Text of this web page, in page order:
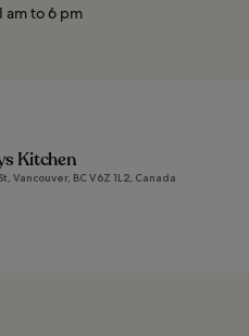
am to 6 pm
Kitchen
Vancouver, BC V6Z 1L2, Canada